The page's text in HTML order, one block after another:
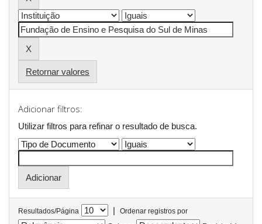
Retornar valores
Adicionar filtros:
Utilizar filtros para refinar o resultado de busca.
Resultados/Página |
Ordenar registros por